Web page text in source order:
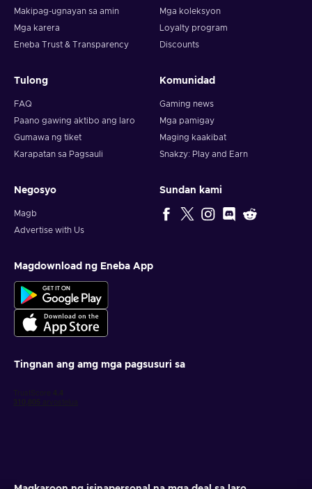
Makipag-ugnayan sa amin
Mga karera
Eneba Trust & Transparency
Mga koleksyon
Loyalty program
Discounts
Tulong
FAQ
Paano gawing aktibo ang laro
Gumawa ng tiket
Karapatan sa Pagsauli
Komunidad
Gaming news
Mga pamigay
Maging kaakibat
Snakzy: Play and Earn
Negosyo
Magb
Advertise with Us
Sundan kami
Magdownload ng Eneba App
Tingnan ang amg mga pagsusuri sa